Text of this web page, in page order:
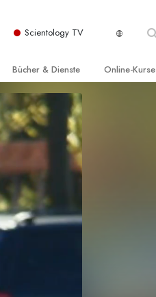
Scientology TV
Kirche
Bücher & Dienste Online-Kurse
Wie man Konflikte löst
Die Dynamiken des Daseins
Die Bestandteile des Verstehens
Lösungen für eine gefährliche Umwelt
Beistände bei Krankheiten und
Verletzungen